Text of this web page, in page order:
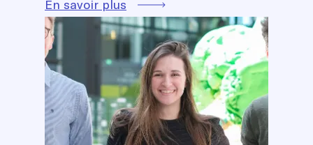
En savoir plus